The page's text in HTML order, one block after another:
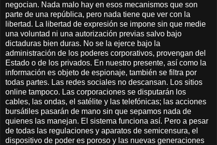
negocian. Nada malo hay en esos mecanismos que son
parte de una república, pero nada tiene que ver con la
libertad. La libertad de expresión se impone sin que medie
una voluntad ni una autorización previas salvo bajo
dictaduras bien duras. No se la ejerce bajo la
administración de los poderes corporativos, provengan del
Estado o de los privados. En nuestro presente, así como la
información es objeto de espionaje, también se filtra por
todas partes. Las redes sociales no descansan. Los sitios
online tampoco. Las corporaciones se disputarán los
cables, las ondas, el satélite y las telefónicas; las acciones
bursátiles pasarán de mano sin que sepamos nada de
quienes las manejan. El sistema funciona así. Pero a pesar
de todas las regulaciones y aparatos de semicensura, el
dispositivo de poder es poroso y las nuevas generaciones